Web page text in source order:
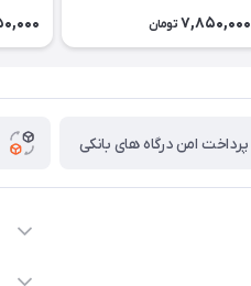
7,850,000 تومان
پرداخت امن درگاه های بانکی